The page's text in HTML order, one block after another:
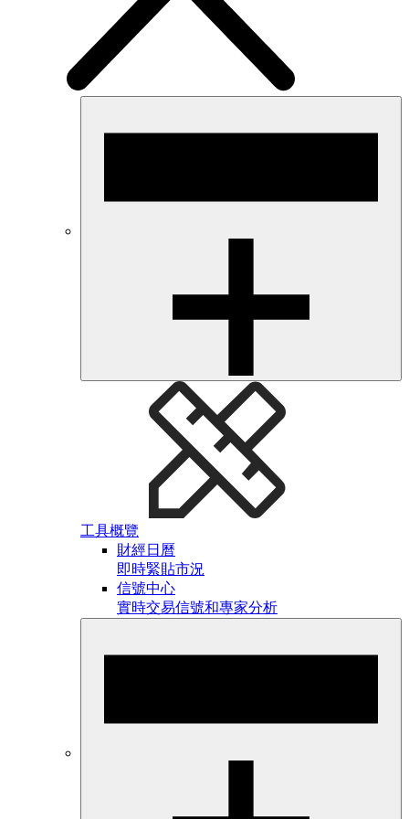
工具概覽
財經日曆
即時緊貼市況
信號中心
實時交易信號和專家分析